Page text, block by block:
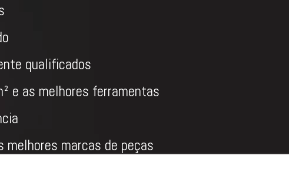
qualificados
e as melhores ferramentas
melhores marcas de peças